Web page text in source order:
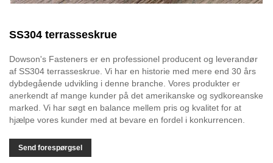
SS304 terrasseskrue
Dowson's Fasteners er en professionel producent og leverandør
af SS304 terrasseskrue. Vi har en historie med mere end 30 års
dybdegående udvikling i denne branche. Vores produkter er
anerkendt af mange kunder på det amerikanske og sydkoreanske
marked. Vi har søgt en balance mellem pris og kvalitet for at
hjælpe vores kunder med at bevare en fordel i konkurrencen.
Send forespørgsel